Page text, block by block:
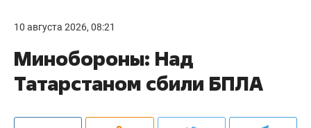
10 августа 2026, 08:21
Минобороны: Над
Татарстаном сбили БПЛА